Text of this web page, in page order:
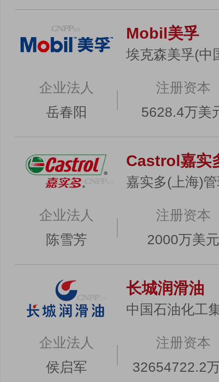
Mobil美孚
埃克森美孚(中
企业法人
岳春阳
注册资本
5628.4万美
Castrol嘉实
嘉实多(上海)
企业法人
陈雪芳
注册资本
2000万美元
长城润滑油
中国石油化工
企业法人
侯启军
注册资本
32654722.2